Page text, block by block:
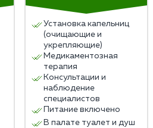
Установка капельниц
(очищающие и
укрепляющие)
Медикаментозная
терапия
Консультации и
наблюдение
специалистов
Питание включено
В палате туалет и душ